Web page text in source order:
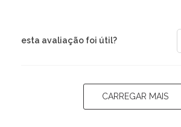
esta avaliação foi útil?
CARREGAR MAIS